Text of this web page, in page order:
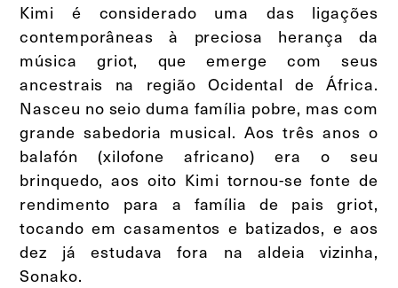
Kimi é considerado uma das ligações
contemporâneas à preciosa herança da
música griot, que emerge com seus
ancestrais na região Ocidental de África.
Nasceu no seio duma família pobre, mas com
grande sabedoria musical. Aos três anos o
balafón (xilofone africano) era o seu
brinquedo, aos oito Kimi tornou-se fonte de
rendimento para a família de pais griot,
tocando em casamentos e batizados, e aos
dez já estudava fora na aldeia vizinha,
Sonako.